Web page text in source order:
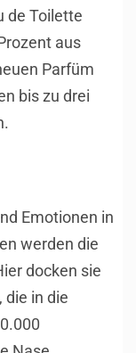
de Toilette
aus
Parfüm
bis zu drei
Emotionen in
werden die
docken sie
die in die